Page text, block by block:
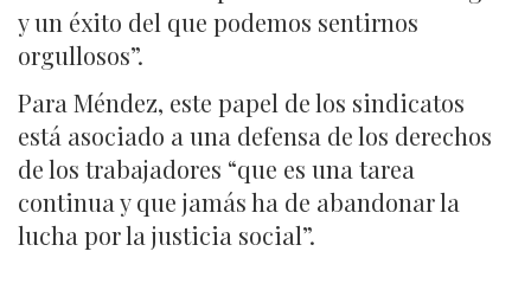
y un éxito del que podemos sentirnos
orgullosos”.
Para Méndez, este papel de los sindicatos
está asociado a una defensa de los derechos
de los trabajadores “que es una tarea
continua y que jamás ha de abandonar la
lucha por la justicia social”.